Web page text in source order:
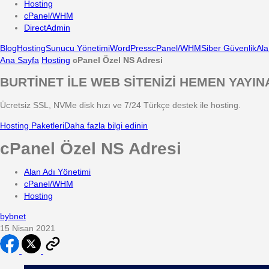
Hosting
cPanel/WHM
DirectAdmin
BlogHostingSunucu YönetimiWordPresscPanel/WHMSiber Güvenlik
Ana Sayfa Hosting cPanel Özel NS Adresi
BURTİNET İLE WEB SİTENİZİ HEMEN
Ücretsiz SSL, NVMe disk hızı ve 7/24 Türkçe destek ile hosting.
Hosting PaketleriDaha fazla bilgi edinin
cPanel Özel NS Adresi
Alan Adı Yönetimi
cPanel/WHM
Hosting
bybnet
15 Nisan 2021